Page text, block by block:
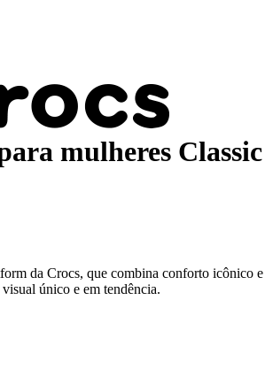
mulheres Classic
da Crocs, que combina conforto icônico e
único e em tendência.